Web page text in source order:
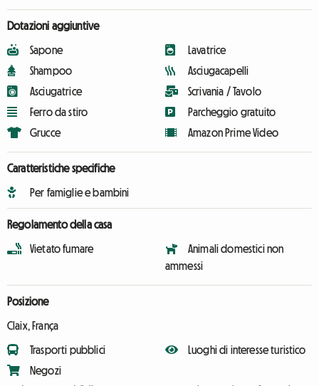
Dotazioni aggiuntive
Sapone
Shampoo
Asciugatrice
Ferro da stiro
Grucce
Lavatrice
Asciugacapelli
Scrivania / Tavolo
Parcheggio gratuito
Amazon Prime Video
Caratteristiche specifiche
Per famiglie e bambini
Regolamento della casa
Vietato fumare
Animali domestici non
ammessi
Posizione
Claix, França
Trasporti pubblici
Negozi
Luoghi di interesse turistico